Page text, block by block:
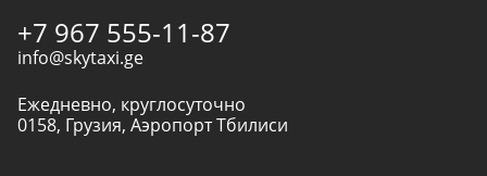
+7 967 555-11-87
info@skytaxi.ge
Ежедневно, круглосуточно
0158, Грузия, Аэропорт Тбилиси